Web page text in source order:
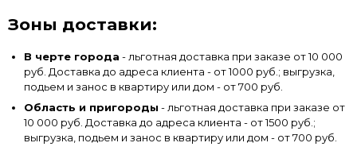
Зоны доставки:
В черте города - льготная доставка при заказе от 10 000
руб. Доставка до адреса клиента - от 1000 руб.; выгрузка,
подьем и занос в квартиру или дом - от 700 руб.
Область и пригороды - льготная доставка при заказе от
10 000 руб. Доставка до адреса клиента - от 1500 руб.;
выгрузка, подьем и занос в квартиру или дом - от 700 руб.